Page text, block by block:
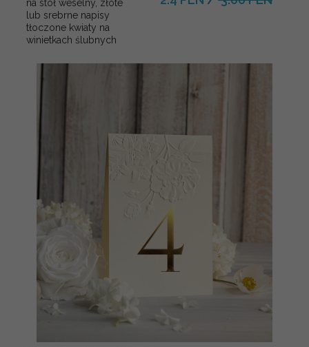
na stół weselny, złote
lub srebrne napisy
tłoczone kwiaty na
winietkach ślubnych